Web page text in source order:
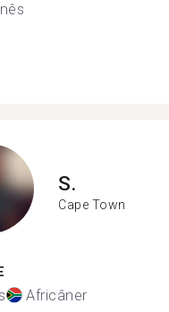
S.
Cape Town
Africâner